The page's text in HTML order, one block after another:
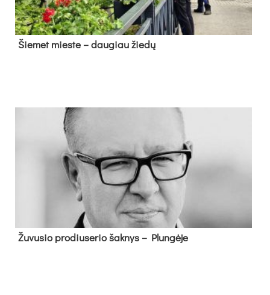
Šie­met mies­te – dau­giau žie­dų
Žu­vu­sio pro­diu­se­rio šak­nys – Plun­gė­je